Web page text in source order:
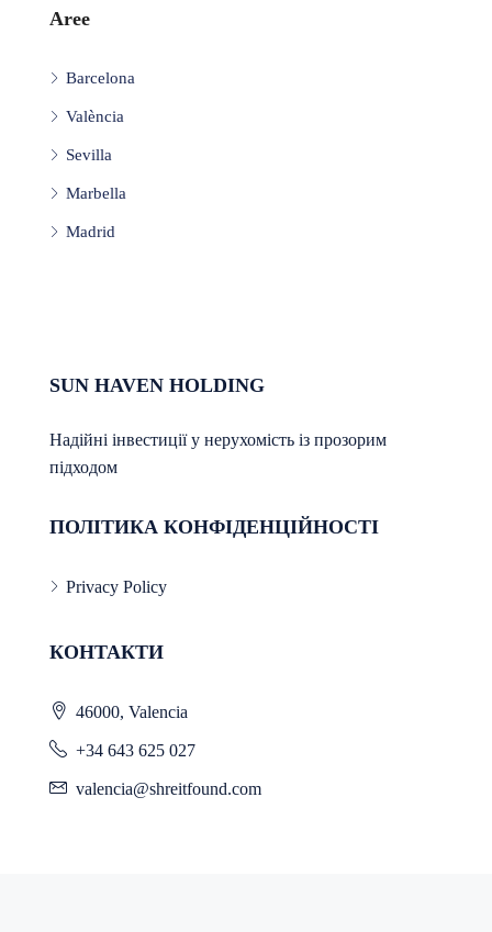
Aree
Barcelona
València
Sevilla
Marbella
Madrid
SUN HAVEN HOLDING
Надійні інвестиції у нерухомість із прозорим
підходом
ПОЛІТИКА КОНФІДЕНЦІЙНОСТІ
Privacy Policy
КОНТАКТИ
46000, Valencia
+34 643 625 027
valencia@shreitfound.com